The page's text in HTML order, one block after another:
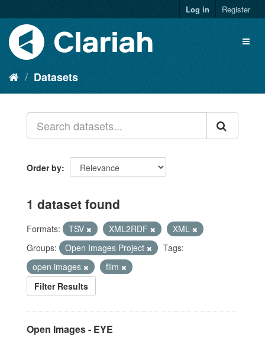
Log in Register
Datasets
Order by
1 dataset found
Formats: TSV XML2RDF
XML
Groups:
Open Images Project
Tags:
open images
film
Filter Results
Open Images - EYE